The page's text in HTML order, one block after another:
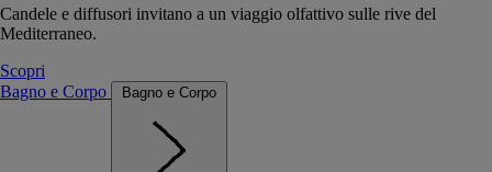
Candele e diffusori invitano a un viaggio olfattivo sulle rive del
Mediterraneo.
Scopri
Bagno e Corpo
Bagno e Corpo